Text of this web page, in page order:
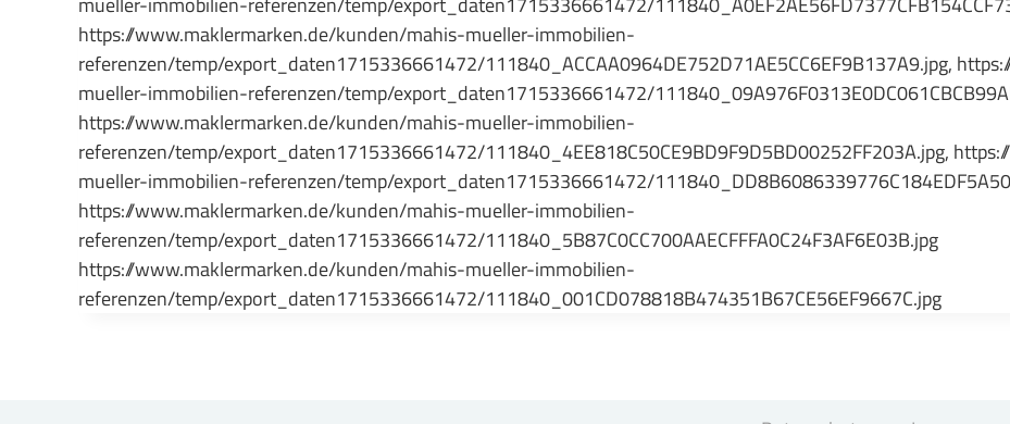
https://www.maklermarken.de/kunden/mahis-mueller-immobilien-
referenzen/temp/export_daten1715336661472/111840_ACCAA0964DE752D71AE5CC6EF9B137A9.jpg,
mueller-immobilien-referenzen/temp/export_daten1715336661472/
https://www.maklermarken.de/kunden/mahis-mueller-immobilien-
referenzen/temp/export_daten1715336661472/111840_4EE818C50CE9BD9F9D5BD00252FF203A.jpg,
mueller-immobilien-referenzen/temp/export_daten1715336661472/
https://www.maklermarken.de/kunden/mahis-mueller-immobilien-
referenzen/temp/export_daten1715336661472/111840_5B87C0CC700AAECFFFA0C24F3AF6E03B.jpg
https://www.maklermarken.de/kunden/mahis-mueller-immobilien-
referenzen/temp/export_daten1715336661472/111840_001CD078818B474351B67CE56EF9667C.jpg